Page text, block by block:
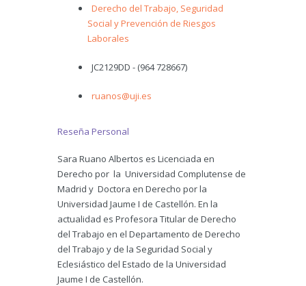
Derecho del Trabajo, Seguridad
Social y Prevención de Riesgos
Laborales
JC2129DD - (964 728667)
ruanos@uji.es
Reseña Personal
Sara Ruano Albertos es Licenciada en
Derecho por la Universidad Complutense de
Madrid y Doctora en Derecho por la
Universidad Jaume I de Castellón. En la
actualidad es Profesora Titular de Derecho
del Trabajo en el Departamento de Derecho
del Trabajo y de la Seguridad Social y
Eclesiástico del Estado de la Universidad
Jaume I de Castellón.